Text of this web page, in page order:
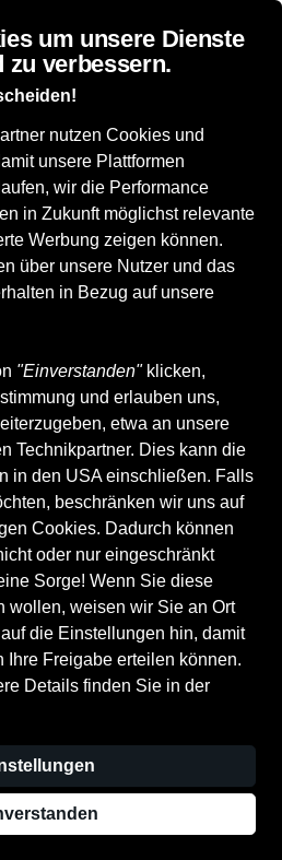
um unsere Dienste
zu verbessern.
nutzen Cookies und
unsere Plattformen
wir die Performance
in Zukunft möglichst relevante
Werbung zeigen können.
über unsere Nutzer und das
in Bezug auf unsere
"Einverstanden"klicken,
und erlauben uns,
etwa an unsere
Technikpartner. Dies kann die
in den USA einschließen. Falls
beschränken wir uns auf
Cookies. Dadurch können
oder nur eingeschränkt
Sorge! Wenn Sie diese
wollen, weisen wir Sie an Ort
die Einstellungen hin, damit
Ihre Freigabe erteilen können.
Details finden Sie in der
Klassisch
Versandkosten